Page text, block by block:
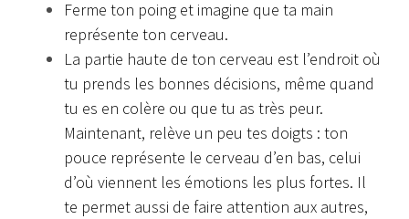
Ferme ton poing et imagine que ta main
représente ton cerveau.
La partie haute de ton cerveau est l’endroit où
tu prends les bonnes décisions, même quand
tu es en colère ou que tu as très peur.
Maintenant, relève un peu tes doigts : ton
pouce représente le cerveau d’en bas, celui
d’où viennent les émotions les plus fortes. Il
te permet aussi de faire attention aux autres,